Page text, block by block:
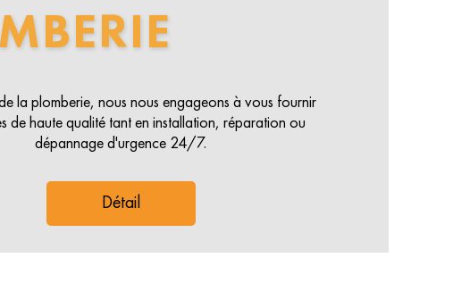
la plomberie, nous nous engageons à vous fournir
de haute qualité tant en installation, réparation ou
dépannage d'urgence 24/7.
Détail